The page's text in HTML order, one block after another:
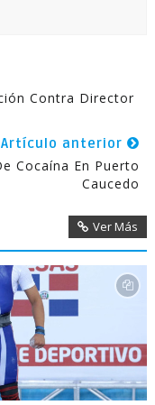
Contra Director
Artículo anterior
Cocaína En Puerto
Caucedo
Ver Más